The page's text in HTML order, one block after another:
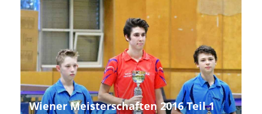
Wiener Meisterschaften 2016 Teil 1